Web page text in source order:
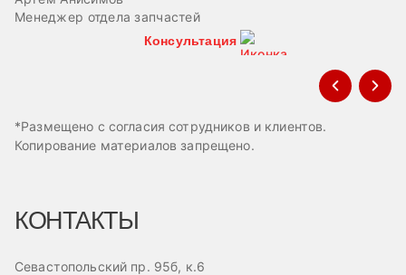
Менеджер отдела запчастей
Консультация
*Размещено с согласия сотрудников и клиентов.
Копирование материалов запрещено.
КОНТАКТЫ
Севастопольский пр. 95б, к.6